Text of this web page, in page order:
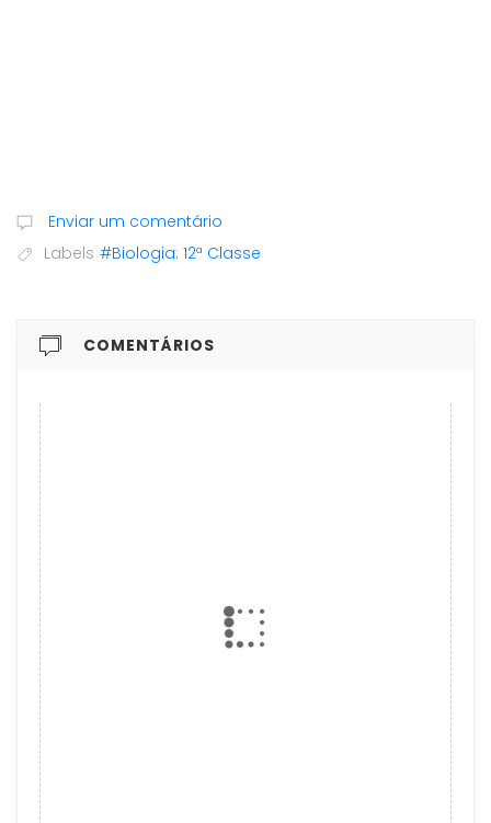
Enviar um comentário
Labels #Biologia: 12ª Classe
COMENTÁRIOS